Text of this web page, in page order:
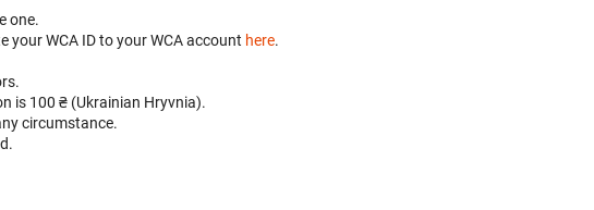
one.
WCA ID to your WCA account here.
is 100 ₴ (Ukrainian Hryvnia).
circumstance.